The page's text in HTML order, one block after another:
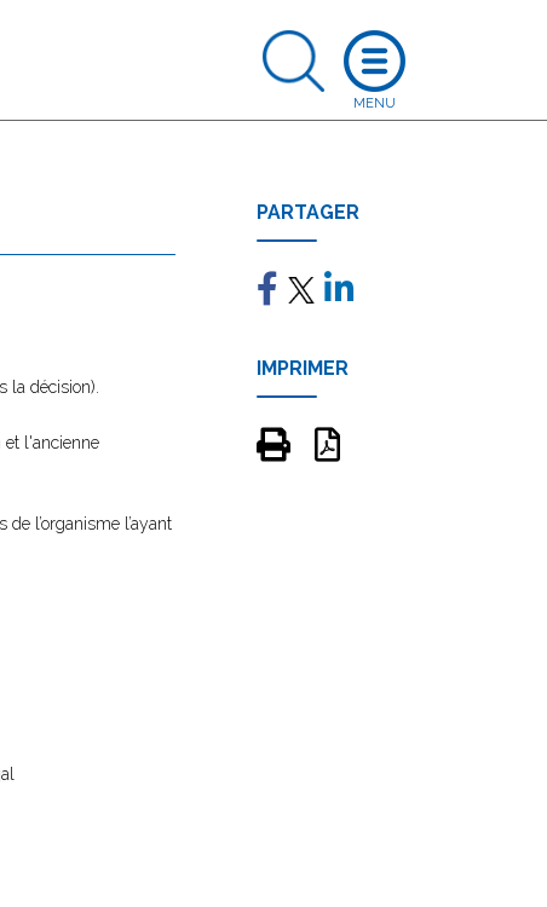
la décision).
et l'ancienne
l’organisme l’ayant
PARTAGER
IMPRIMER